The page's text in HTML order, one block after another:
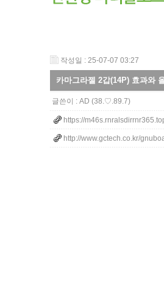
작성일 : 25-07-07 03:27
카마그라젤 2갑(14P) 효과와
글쓴이 : AD (38.♡.89.7)
https://
http://www.gctech.co.kr/